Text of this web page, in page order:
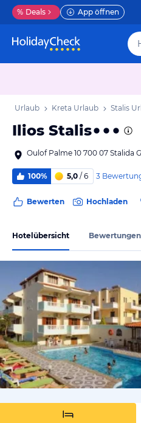
% Deals App öffnen
Urlaub Kreta Urlaub Stalis
Ilios Stalis
Oulof Palme 10 700 07 Stalida
100% 5,0 / 6 3
Bewerten Hochladen
Hotelübersicht Bewertungen